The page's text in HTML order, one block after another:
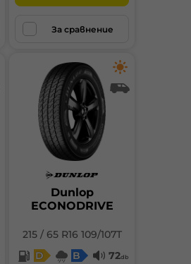
За сравнение
Dunlop
ECONODRIVE
215 / 65 R16 109/107T
D
B 72db